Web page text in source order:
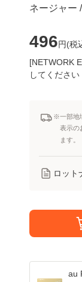
ネージャー
496円(税
[NETWORK
してください
※一部地
表示の
ます。
ロット
au